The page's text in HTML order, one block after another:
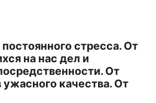
стресса. От
на нас дел и
От
качества. От